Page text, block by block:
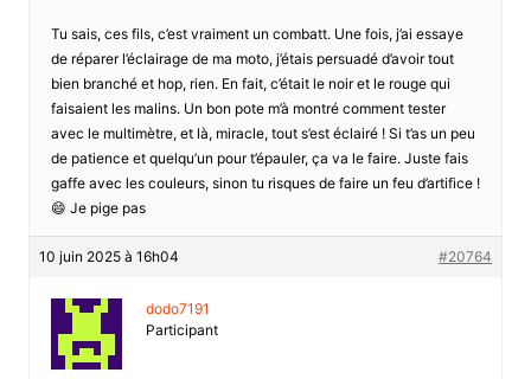
Tu sais, ces fils, c’est vraiment un combatt. Une fois, j’ai essaye
de réparer l’éclairage de ma moto, j’étais persuadé d’avoir tout
bien branché et hop, rien. En fait, c’était le noir et le rouge qui
faisaient les malins. Un bon pote m’à montré comment tester
avec le multimètre, et là, miracle, tout s’est éclairé ! Si t’as un peu
de patience et quelqu’un pour t’épauler, ça va le faire. Juste fais
gaffe avec les couleurs, sinon tu risques de faire un feu d’artifice !
😄 Je pige pas
10 juin 2025 à 16h04 #20764
dodo7191
Participant